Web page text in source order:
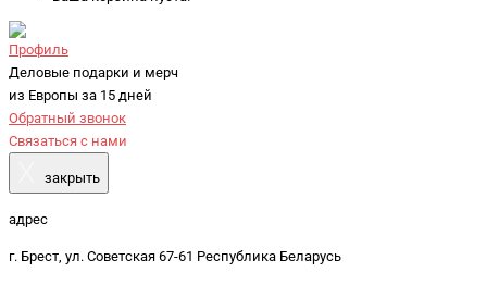
Профиль
Деловые подарки и мерч
из Европы за 15 дней
Обратный звонок
Связаться с нами
закрыть
адрес
г. Брест, ул. Советская 67-61 Республика Беларусь